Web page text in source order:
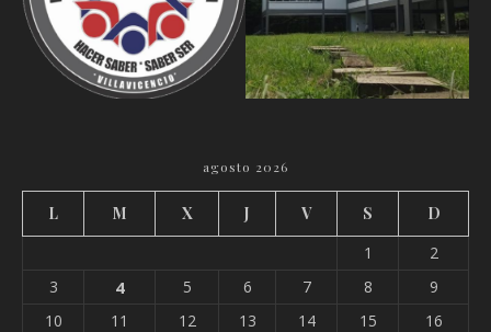
agosto 2026
L M X J V S
D
1
2
3
4 5 6 7 8
9
10
11 12 13 14 15
16